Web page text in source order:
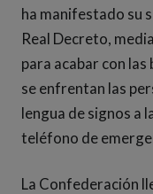
ha manifestado su
Real Decreto,
para acabar con
se enfrentan las
lengua de signos a
teléfono de
La Confederación